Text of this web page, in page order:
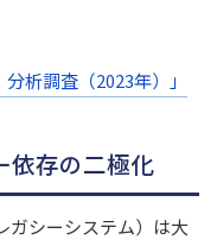
析調査（2023年）」
依存の二極化
ガシーシステム）は大